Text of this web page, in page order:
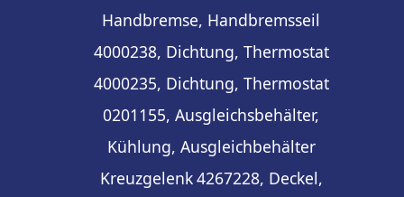
Handbremse, Handbremsseil
4000238, Dichtung, Thermostat
4000235, Dichtung, Thermostat
0201155, Ausgleichsbehälter,
Kühlung, Ausgleichbehälter
Kreuzgelenk4267228, Deckel,